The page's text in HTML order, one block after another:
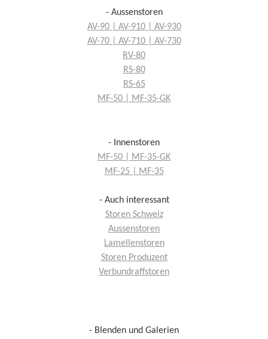
- Aussenstoren
AV-90 | AV-910 | AV-930
AV-70 | AV-710 | AV-730
RV-80
RS-80
RS-65
MF-50 | MF-35-GK
- Innenstoren
MF-50 | MF-35-GK
MF-25 | MF-35
- Auch interessant
Storen Schweiz
Aussenstoren
Lamellenstoren
Storen Produzent
Verbundraffstoren
- Blenden und Galerien